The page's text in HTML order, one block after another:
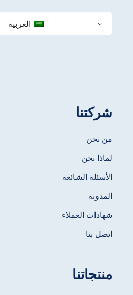
العربية
شركتنا
من نحن
لماذا نحن
الأسئلة الشائعة
المدونة
شهادات العملاء
اتصل بنا
منتجاتنا